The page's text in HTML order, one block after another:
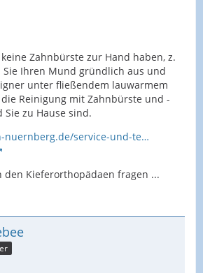
Zahnbürste zur Hand haben, z.
Sie Ihren Mund gründlich aus und
unter fließendem lauwarmem
die Reinigung mit Zahnbürste und -
Sie zu Hause sind.
nuernberg.de/service-und-te…
den Kieferorthopädaen fragen ...